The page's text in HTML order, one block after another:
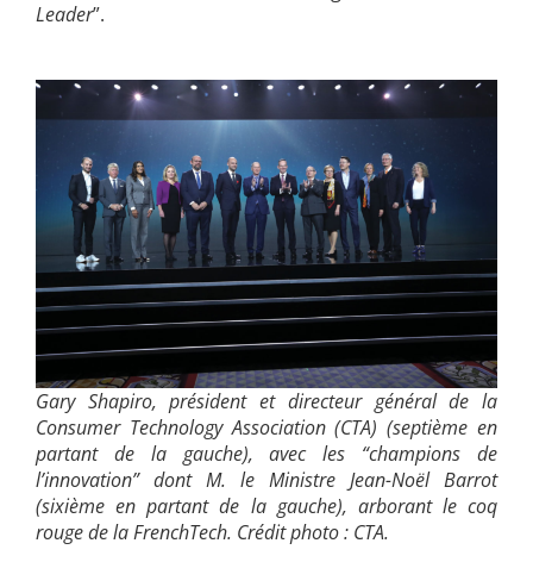
Leader”.
Gary Shapiro, président et directeur général de la
Consumer Technology Association (CTA) (septième en
partant de la gauche), avec les “champions de
l’innovation” dont M. le Ministre Jean-Noël Barrot
(sixième en partant de la gauche), arborant le coq
rouge de la FrenchTech. Crédit photo : CTA.